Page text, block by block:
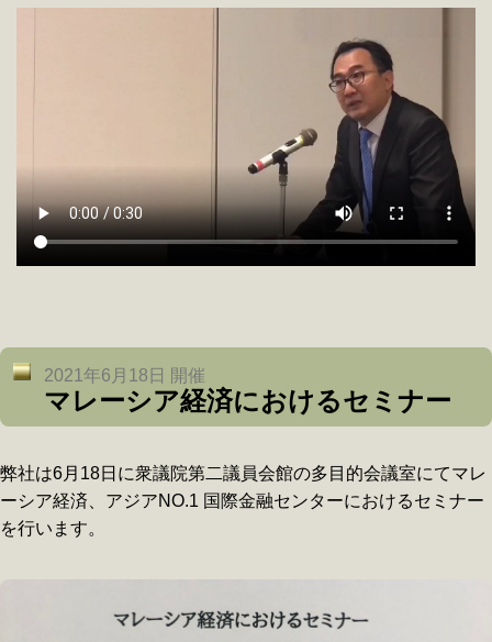
2021年6月18日 開催
マレーシア経済におけるセミナー
弊社は6月18日に衆議院第二議員会館の多目的会議室にてマレ
ーシア経済、アジアNO.1 国際金融センターにおけるセミナー
を行います。